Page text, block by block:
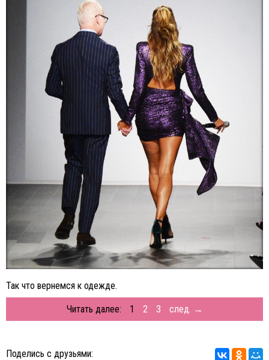
Так что вернемся к одежде.
Читать далее: 1 2 3 след. →
Поделись с друзьями: